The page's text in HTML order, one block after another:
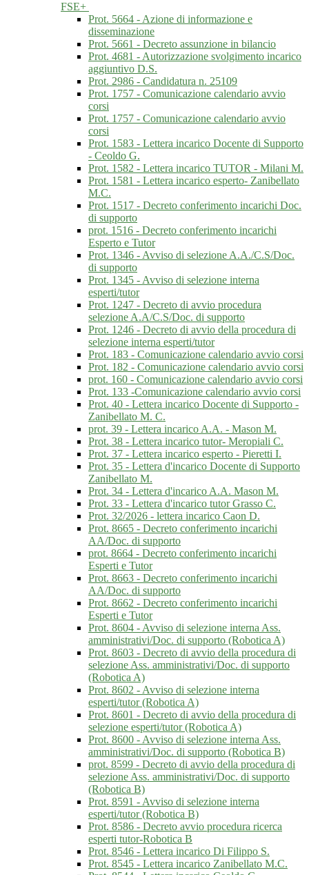
FSE+
Prot. 5664 - Azione di informazione e
disseminazione
Prot. 5661 - Decreto assunzione in bilancio
Prot. 4681 - Autorizzazione svolgimento incarico
aggiuntivo D.S.
Prot. 2986 - Candidatura n. 25109
Prot. 1757 - Comunicazione calendario avvio
corsi
Prot. 1757 - Comunicazione calendario avvio
corsi
Prot. 1583 - Lettera incarico Docente di Supporto
- Ceoldo G.
Prot. 1582 - Lettera incarico TUTOR - Milani M.
Prot. 1581 - Lettera incarico esperto- Zanibellato
M.C.
Prot. 1517 - Decreto conferimento incarichi Doc.
di supporto
prot. 1516 - Decreto conferimento incarichi
Esperto e Tutor
Prot. 1346 - Avviso di selezione A.A./C.S/Doc.
di supporto
Prot. 1345 - Avviso di selezione interna
esperti/tutor
Prot. 1247 - Decreto di avvio procedura
selezione A.A/C.S/Doc. di supporto
Prot. 1246 - Decreto di avvio della procedura di
selezione interna esperti/tutor
Prot. 183 - Comunicazione calendario avvio corsi
Prot. 182 - Comunicazione calendario avvio corsi
prot. 160 - Comunicazione calendario avvio corsi
Prot. 133 -Comunicazione calendario avvio corsi
Prot. 40 - Lettera incarico Docente di Supporto -
Zanibellato M. C.
prot. 39 - Lettera incarico A.A. - Mason M.
Prot. 38 - Lettera incarico tutor- Meropiali C.
Prot. 37 - Lettera incarico esperto - Pieretti I.
Prot. 35 - Lettera d'incarico Docente di Supporto
Zanibellato M.
Prot. 34 - Lettera d'incarico A.A. Mason M.
Prot. 33 - Lettera d'incarico tutor Grasso C.
Prot. 32/2026 - lettera incarico Caon D.
Prot. 8665 - Decreto conferimento incarichi
AA/Doc. di supporto
prot. 8664 - Decreto conferimento incarichi
Esperti e Tutor
Prot. 8663 - Decreto conferimento incarichi
AA/Doc. di supporto
Prot. 8662 - Decreto conferimento incarichi
Esperti e Tutor
Prot. 8604 - Avviso di selezione interna Ass.
amministrativi/Doc. di supporto (Robotica A)
Prot. 8603 - Decreto di avvio della procedura di
selezione Ass. amministrativi/Doc. di supporto
(Robotica A)
Prot. 8602 - Avviso di selezione interna
esperti/tutor (Robotica A)
Prot. 8601 - Decreto di avvio della procedura di
selezione esperti/tutor (Robotica A)
Prot. 8600 - Avviso di selezione interna Ass.
amministrativi/Doc. di supporto (Robotica B)
prot. 8599 - Decreto di avvio della procedura di
selezione Ass. amministrativi/Doc. di supporto
(Robotica B)
Prot. 8591 - Avviso di selezione interna
esperti/tutor (Robotica B)
Prot. 8586 - Decreto avvio procedura ricerca
esperti tutor-Robotica B
Prot. 8546 - Lettera incarico Di Filippo S.
Prot. 8545 - Lettera incarico Zanibellato M.C.